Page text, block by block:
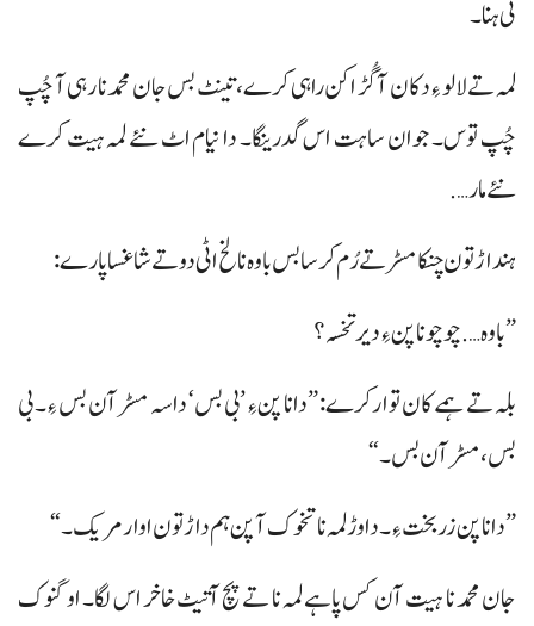
ٹی ہنا۔
لمہ تے لالو ءِ دکان آ گُڑ اکن راہی کرے، تینٹ بس جان محمد نا رہی آ چُپ
چُپ توس۔ جوان ساہت اس گدرینگا۔ دا نیام اٹ نئے لمہ ہیت کرے
نئے مار….
ہنداڑتون چنکا مسڑ تے رُم کرسا بس باوہ نا لخ اٹی دوتے شاغسا پارے:
”باوہ …. چوچو نا پن ءِ دیرتخسہ؟
بلہ تے ہمے کان توارکرے: ”دانا پن ءِ ’بی بس‘ داسہ مسڑآن بس ءِ۔ بی
بس، مسڑآن بس۔“
”دانا پن زربخت ءِ۔ دا وڑ لمہ نا تخوک آ پن ہم داڑتون اوارمریک۔“
جان محمد نا ہیت آن کس پاہے لمہ نا تے پچ آتیٹ خاخر اس لگا۔ او گنوک